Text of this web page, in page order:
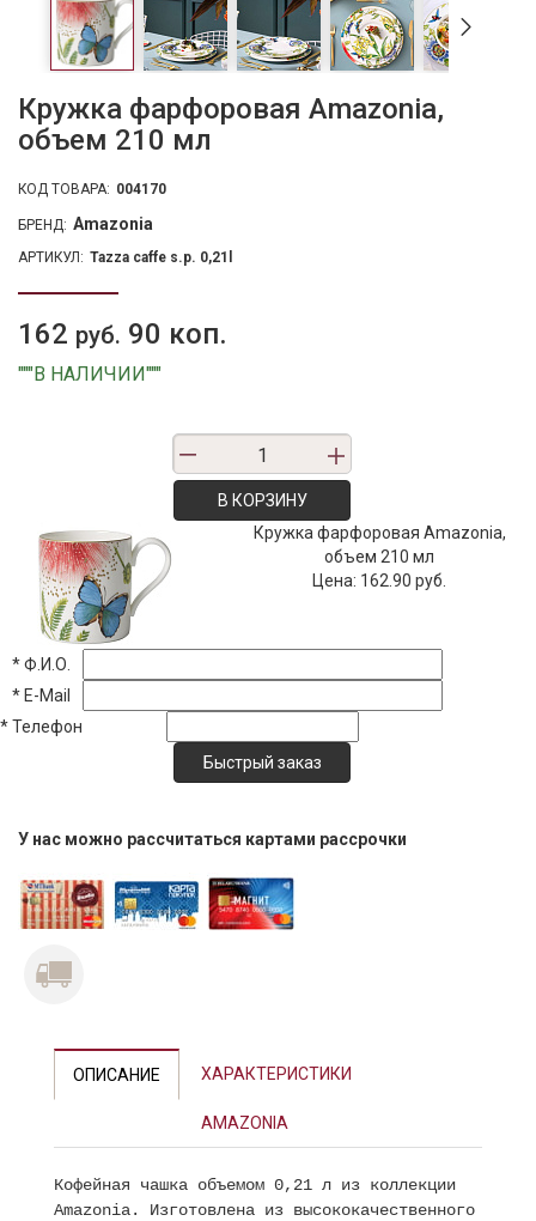
Кружка фарфоровая Amazonia,
объем 210 мл
КОД ТОВАРА: 004170
БРЕНД: Amazonia
АРТИКУЛ: Tazza caffe s.p. 0,21l
162 руб. 90 коп.
"""В НАЛИЧИИ"""
В КОРЗИНУ
Кружка фарфоровая Amazonia,
объем 210 мл
Цена: 162.90 руб.
*Ф.И.О.
* E-Mail
*Телефон
У нас можно рассчитаться картами рассрочки
ОПИСАНИЕ ХАРАКТЕРИСТИКИ
AMAZONIA
Кофейная чашка объемом 0,21 л из коллекции
Amazonia. Изготовлена из высококачественного